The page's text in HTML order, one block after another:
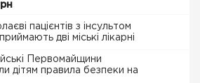
пацієнтів з інсультом
дві міські лікарні
Первомайщини
дітям правила безпеки на